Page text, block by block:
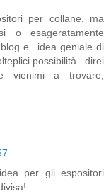
per collane, ma
o esageratamente
e...idea geniale di
possibilità...direi
vienimi a trovare,
per gli espositori